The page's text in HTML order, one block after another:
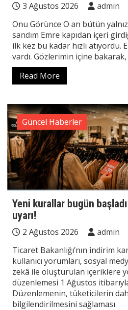
3 Ağustos 2026 admin
Onu Görünce O an bütün
sandım Emre kapıdan içeri
ilk kez bu kadar hızlı atıyordu.
vardı. Gözlerimin içine
Read More
Güncel Haberler
Yeni kurallar bugün
uyarı!
2 Ağustos 2026 admin
Ticaret Bakanlığı’nın indirim
kullanıcı yorumları, sosyal
zekâ ile oluşturulan içeriklere
düzenlemesi 1 Ağustos
Düzenlemenin, tüketicilerin
bilgilendirilmesini sağlaması